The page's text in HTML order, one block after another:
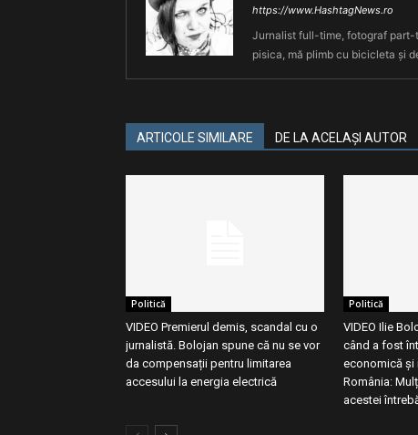
https://www.HashtagNews.ro
Jurnalist full-time, fotograf part-
pisica, mă plimb cu bicicleta și
ARTICOLE SIMILARE DE LA ACELAȘI AUTOR
Politică
VIDEO Premierul demis, scandal cu o
jurnalistă. Bolojan spune că nu se vor
da compensații pentru limitarea
accesului la energia electrică
Politică
VIDEO Ilie
când a fost
economică și
România:
acestei